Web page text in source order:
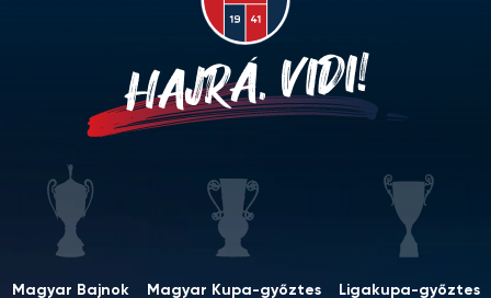
HAJRÁ, VIDI!
Magyar Bajnok
Magyar Kupa-győztes
Ligakupa-győztes